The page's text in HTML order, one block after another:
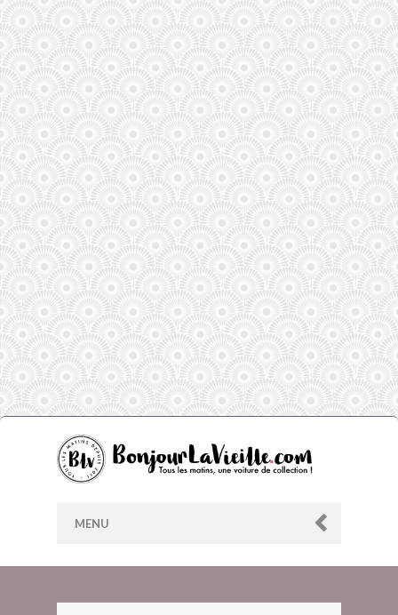
MENU